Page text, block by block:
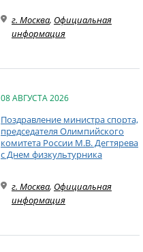
г. Москва, Официальная
информация
08 АВГУСТА 2026
Поздравление министра спорта,
председателя Олимпийского
комитета России М.В. Дегтярева
с Днем физкультурника
г. Москва, Официальная
информация